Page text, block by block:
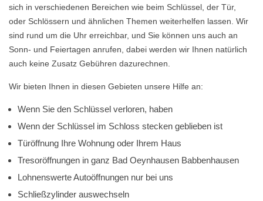
sich in verschiedenen Bereichen wie beim Schlüssel, der Tür,
oder Schlössern und ähnlichen Themen weiterhelfen lassen. Wir
sind rund um die Uhr erreichbar, und Sie können uns auch an
Sonn- und Feiertagen anrufen, dabei werden wir Ihnen natürlich
auch keine Zusatz Gebühren dazurechnen.
Wir bieten Ihnen in diesen Gebieten unsere Hilfe an:
Wenn Sie den Schlüssel verloren, haben
Wenn der Schlüssel im Schloss stecken geblieben ist
Türöffnung Ihre Wohnung oder Ihrem Haus
Tresoröffnungen in ganz Bad Oeynhausen Babbenhausen
Lohnenswerte Autoöffnungen nur bei uns
Schließzylinder auswechseln